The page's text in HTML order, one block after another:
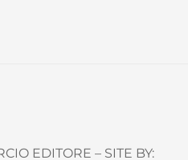
EDITORE – SITE BY: